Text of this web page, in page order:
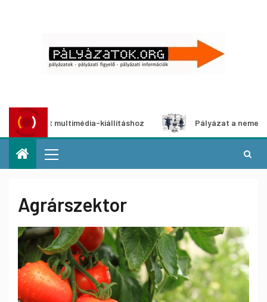
multimédia-kiállításhoz Pályázat a nemek közötti
Agrárszektor